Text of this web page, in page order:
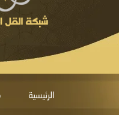
الرئيسية